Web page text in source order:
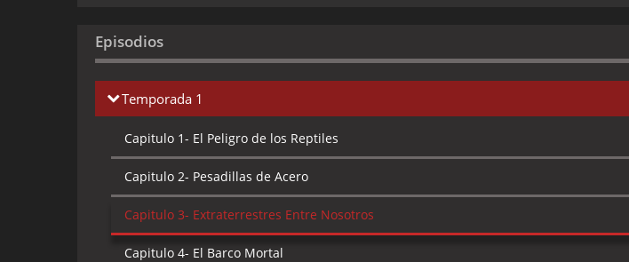
Episodios
Temporada 1
Capitulo 1- El Peligro de los Reptiles
Capitulo 2- Pesadillas de Acero
Capitulo 3- Extraterrestres Entre Nosotros
Capitulo 4- El Barco Mortal